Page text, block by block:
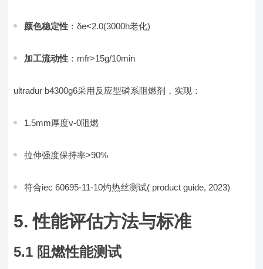
颜色稳定性 ：δe<2.0(3000h老化)
加工流动性 ：mfr>15g/10min
ultradur b4300g6采用反应型磷系阻燃剂，实现：
1.5mm厚度v-0阻燃
拉伸强度保持率>90%
符合iec 60695-11-10灼热丝测试( product guide, 2023)
5. 性能评估方法与标准
5.1 阻燃性能测试